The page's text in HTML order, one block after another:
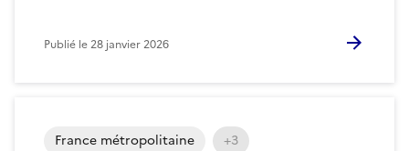
Publié le28 janvier 2026
France métropolitaine +3